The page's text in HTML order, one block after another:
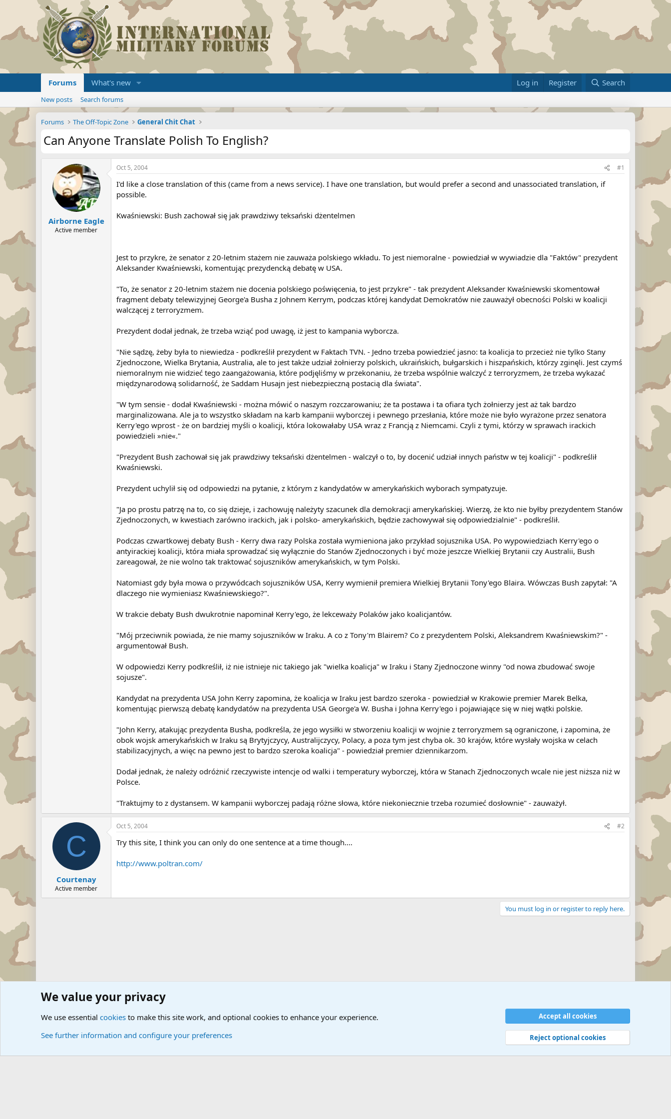
Forums What's new Log in Register Search
New posts Search forums
Forums The Off-Topic Zone General Chit Chat
Can Anyone Translate Polish To English?
Airborne Eagle
Active member
Oct 5, 2004 #1
I'd like a close translation of this (came from a news service). I have one translation, but would prefer a second and unassociated translation, if
possible.
Kwaśniewski: Bush zachował się jak prawdziwy teksański dżentelmen
Jest to przykre, że senator z 20-letnim stażem nie zauważa polskiego wkładu. To jest niemoralne - powiedział w wywiadzie dla "Faktów" prezydent
Aleksander Kwaśniewski, komentując prezydencką debatę w USA.
"To, że senator z 20-letnim stażem nie docenia polskiego poświęcenia, to jest przykre" - tak prezydent Aleksander Kwaśniewski skomentował
fragment debaty telewizyjnej George'a Busha z Johnem Kerrym, podczas której kandydat Demokratów nie zauważył obecności Polski w koalicji
walczącej z terroryzmem.
Prezydent dodał jednak, że trzeba wziąć pod uwagę, iż jest to kampania wyborcza.
"Nie sądzę, żeby była to niewiedza - podkreślił prezydent w Faktach TVN. - Jedno trzeba powiedzieć jasno: ta koalicja to przecież nie tylko Stany
Zjednoczone, Wielka Brytania, Australia, ale to jest także udział żołnierzy polskich, ukraińskich, bułgarskich i hiszpańskich, którzy zginęli. Jest czymś
niemoralnym nie widzieć tego zaangażowania, które podjęliśmy w przekonaniu, że trzeba wspólnie walczyć z terroryzmem, że trzeba wykazać
międzynarodową solidarność, że Saddam Husajn jest niebezpieczną postacią dla świata".
"W tym sensie - dodał Kwaśniewski - można mówić o naszym rozczarowaniu; że ta postawa i ta ofiara tych żołnierzy jest aż tak bardzo
marginalizowana. Ale ja to wszystko składam na karb kampanii wyborczej i pewnego przesłania, które może nie było wyrażone przez senatora
Kerry'ego wprost - że on bardziej myśli o koalicji, która lokowałaby USA wraz z Francją z Niemcami. Czyli z tymi, którzy w sprawach irackich
powiedzieli »nie«."
"Prezydent Bush zachował się jak prawdziwy teksański dżentelmen - walczył o to, by docenić udział innych państw w tej koalicji" - podkreślił
Kwaśniewski.
Prezydent uchylił się od odpowiedzi na pytanie, z którym z kandydatów w amerykańskich wyborach sympatyzuje.
"Ja po prostu patrzę na to, co się dzieje, i zachowuję należyty szacunek dla demokracji amerykańskiej. Wierzę, że kto nie byłby prezydentem Stanów
Zjednoczonych, w kwestiach zarówno irackich, jak i polsko- amerykańskich, będzie zachowywał się odpowiedzialnie" - podkreślił.
Podczas czwartkowej debaty Bush - Kerry dwa razy Polska została wymieniona jako przykład sojusznika USA. Po wypowiedziach Kerry'ego o
antyirackiej koalicji, która miała sprowadzać się wyłącznie do Stanów Zjednoczonych i być może jeszcze Wielkiej Brytanii czy Australii, Bush
zareagował, że nie wolno tak traktować sojuszników amerykańskich, w tym Polski.
Natomiast gdy była mowa o przywódcach sojuszników USA, Kerry wymienił premiera Wielkiej Brytanii Tony'ego Blaira. Wówczas Bush zapytał: "A
dlaczego nie wymieniasz Kwaśniewskiego?".
W trakcie debaty Bush dwukrotnie napominał Kerry'ego, że lekceważy Polaków jako koalicjantów.
"Mój przeciwnik powiada, że nie mamy sojuszników w Iraku. A co z Tony'm Blairem? Co z prezydentem Polski, Aleksandrem Kwaśniewskim?" -
argumentował Bush.
W odpowiedzi Kerry podkreślił, iż nie istnieje nic takiego jak "wielka koalicja" w Iraku i Stany Zjednoczone winny "od nowa zbudować swoje
sojusze".
Kandydat na prezydenta USA John Kerry zapomina, że koalicja w Iraku jest bardzo szeroka - powiedział w Krakowie premier Marek Belka,
komentując pierwszą debatę kandydatów na prezydenta USA George'a W. Busha i Johna Kerry'ego i pojawiające się w niej wątki polskie.
"John Kerry, atakując prezydenta Busha, podkreśla, że jego wysiłki w stworzeniu koalicji w wojnie z terroryzmem są ograniczone, i zapomina, że
obok wojsk amerykańskich w Iraku są Brytyjczycy, Australijczycy, Polacy, a poza tym jest chyba ok. 30 krajów, które wysłały wojska w celach
stabilizacyjnych, a więc na pewno jest to bardzo szeroka koalicja" - powiedział premier dziennikarzom.
Dodał jednak, że należy odróżnić rzeczywiste intencje od walki i temperatury wyborczej, która w Stanach Zjednoczonych wcale nie jest niższa niż w
Polsce.
"Traktujmy to z dystansem. W kampanii wyborczej padają różne słowa, które niekoniecznie trzeba rozumieć dosłownie" - zauważył.
C
Courtenay
Active member
Oct 5, 2004 #2
Try this site, I think you can only do one sentence at a time though....
http://www.poltran.com/
You must log in or register to reply here.
Forums The Off-Topic Zone General Chit Chat
Privacy policy Help © Military Quotes and Mottos
We value your privacy
We use essential cookies to make this site work, and optional cookies to enhance your experience.
See further information and configure your preferences
Accept all cookies
Reject optional cookies